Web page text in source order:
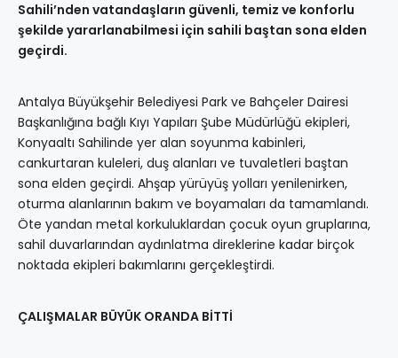
Sahili’nden vatandaşların güvenli, temiz ve konforlu
şekilde yararlanabilmesi için sahili baştan sona elden
geçirdi.
Antalya Büyükşehir Belediyesi Park ve Bahçeler Dairesi
Başkanlığına bağlı Kıyı Yapıları Şube Müdürlüğü ekipleri,
Konyaaltı Sahilinde yer alan soyunma kabinleri,
cankurtaran kuleleri, duş alanları ve tuvaletleri baştan
sona elden geçirdi. Ahşap yürüyüş yolları yenilenirken,
oturma alanlarının bakım ve boyamaları da tamamlandı.
Öte yandan metal korkuluklardan çocuk oyun gruplarına,
sahil duvarlarından aydınlatma direklerine kadar birçok
noktada ekipleri bakımlarını gerçekleştirdi.
ÇALIŞMALAR BÜYÜK ORANDA BİTTİ